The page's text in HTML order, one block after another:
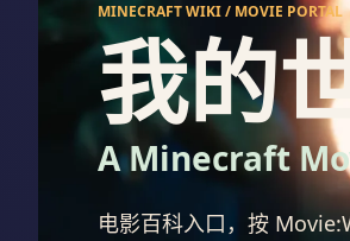
MINECRAFT WIKI / MOVIE PORTAL
我的
A Minecraft
电影百科入口，按